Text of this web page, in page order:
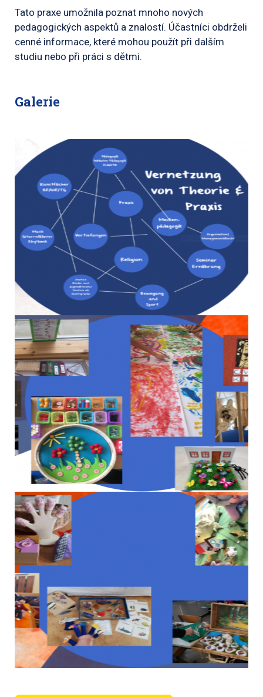
Tato praxe umožnila poznat mnoho nových
pedagogických aspektů a znalostí. Účastníci obdrželi
cenné informace, které mohou použít při dalším
studiu nebo při práci s dětmi.
Galerie